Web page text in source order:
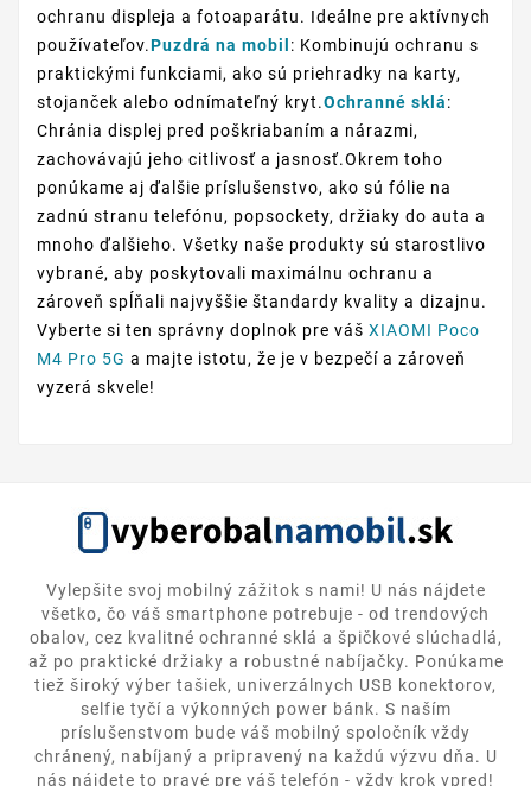
ochranu displeja a fotoaparátu. Ideálne pre aktívnych
používateľov.Puzdrá na mobil : Kombinujú ochranu s
praktickými funkciami, ako sú priehradky na karty,
stojanček alebo odnímateľný kryt.Ochranné sklá:
Chránia displej pred poškriabaním a nárazmi,
zachovávajú jeho citlivosť a jasnosť.Okrem toho
ponúkame aj ďalšie príslušenstvo, ako sú fólie na
zadnú stranu telefónu, popsockety, držiaky do auta a
mnoho ďalšieho. Všetky naše produkty sú starostlivo
vybrané, aby poskytovali maximálnu ochranu a
zároveň spĺňali najvyššie štandardy kvality a dizajnu.
Vyberte si ten správny doplnok pre váš XIAOMI Poco
M4 Pro 5G a majte istotu, že je v bezpečí a zároveň
vyzerá skvele!
Vylepšite svoj mobilný zážitok s nami! U nás nájdete
všetko, čo váš smartphone potrebuje - od trendových
obalov, cez kvalitné ochranné sklá a špičkové slúchadlá,
až po praktické držiaky a robustné nabíjačky. Ponúkame
tiež široký výber tašiek, univerzálnych USB konektorov,
selfie tyčí a výkonných power bánk. S naším
príslušenstvom bude váš mobilný spoločník vždy
chránený, nabíjaný a pripravený na každú výzvu dňa. U
nás nájdete to pravé pre váš telefón - vždy krok vpred!